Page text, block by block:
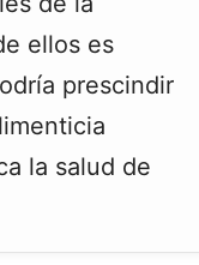
ellos es
prescindir
la salud de